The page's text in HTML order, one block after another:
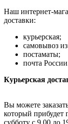
Наш интернет-
доставки:
курьерская;
самовывоз
постаматы;
почта
Курьерская
Вы можете
который прибудет
субботу с 9.00 до